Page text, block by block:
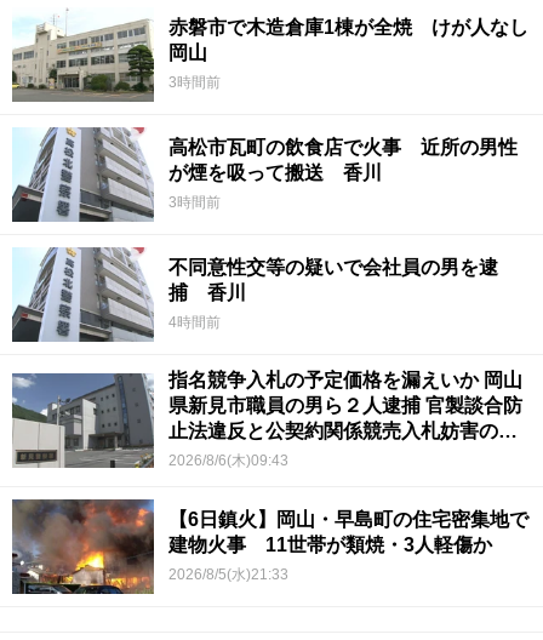
赤磐市で木造倉庫1棟が全焼 けが人なし
岡山
3時間前
高松市瓦町の飲食店で火事 近所の男性
が煙を吸って搬送 香川
3時間前
不同意性交等の疑いで会社員の男を逮
捕 香川
4時間前
指名競争入札の予定価格を漏えいか 岡山
県新見市職員の男ら２人逮捕 官製談合防
止法違反と公契約関係競売入札妨害の疑
い
2026/8/6(木)09:43
【6日鎮火】岡山・早島町の住宅密集地で
建物火事 11世帯が類焼・3人軽傷か
2026/8/5(水)21:33